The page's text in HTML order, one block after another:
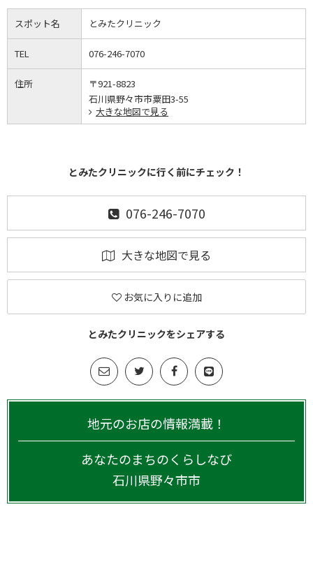
スポット名 とみたクリニック
TEL 076-246-7070
住所
〒921-8823
石川県野々市市粟田3-55
大きな地図で見る
とみたクリニックに行く前にチェック！
076-246-7070
大きな地図で見る
お気に入りに追加
とみたクリニックをシェアする
地元のお店の情報満載！
あなたのまちのくらしなび
石川県野々市市